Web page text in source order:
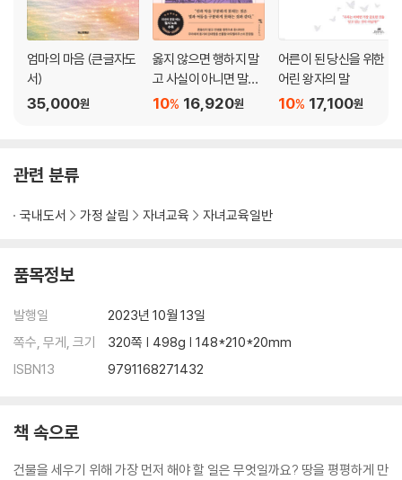
06 욱하지 않고 자기 생각을 말하게 하려면 아이의 ‘감정 주머니’를 키워주
세요
07 아이가 일상의 소중함을 깨닫고 감사한 마음을 표현하게 해주는 대화
08 아이는 자기 주장이 약할수록 억지 부리고 떼를 씁니다
09 아이와 TV를 시청할 때 생각을 이끌어낼 수 있게 도와주는 말
4장 실패에 흔들리지 않고 도전하는 아이로 키우는 대화 11일
01 실수를 저지른 아이에게 필요한 건 비난이 아닙니다
03 실패를 경험한 아이에게 꼭 해주어야 하는 8가지 말
니다
05 실수한 아이의 마음을 다독이고 자존감을 높여주는 말들
06 도전을 두려워하는 아이에게 용기를 불어넣는 모험의 말
07 같은 잘못을 반복하는 아이에게 들려주면 좋은 부모의 말
10 “나는 할 수 없어”라고 하는 아이에게는 이런 말을 들려주세요
11 좋은 ‘격려’는 어떤 칭찬보다도 힘이 셉니다
엄마의 마음 (큰글자도
서)
35,000원
옳지 않으면 행하지 말
고 사실이 아니면 말하
지 마라16,920원
10%
어른이 된 당신을 위한
어린 왕자의 말
17,100원
10%
관련 분류
국내도서 가정 살림 자녀교육 자녀교육일반
품목정보
발행일
2023년 10월 13일
쪽수, 무게, 크기
320쪽 | 498g | 148*210*20mm
ISBN13
9791168271432
책 속으로
건물을 세우기 위해 가장 먼저 해야 할 일은 무엇일까요? 땅을 평평하게 만